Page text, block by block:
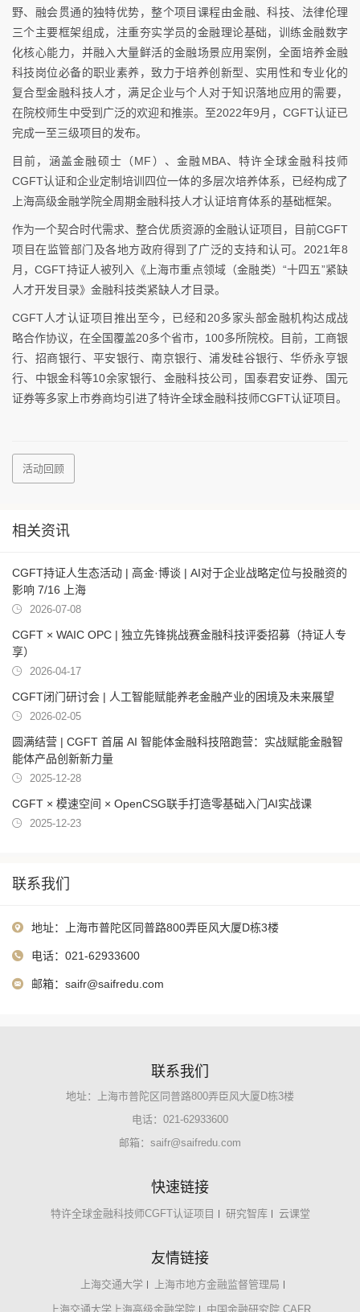
野、融会贯通的独特优势，整个项目课程由金融、科技、法律伦理
三个主要框架组成，注重夯实学员的金融理论基础，训练金融数字
化核心能力，并融入大量鲜活的金融场景应用案例，全面培养金融
科技岗位必备的职业素养，致力于培养创新型、实用性和专业化的
复合型金融科技人才，满足企业与个人对于知识落地应用的需要，
在院校师生中受到广泛的欢迎和推崇。至2022年9月，CGFT认证已
完成一至三级项目的发布。
目前，涵盖金融硕士（MF）、金融MBA、特许全球金融科技师
CGFT认证和企业定制培训四位一体的多层次培养体系，已经构成了
上海高级金融学院全周期金融科技人才认证培育体系的基础框架。
作为一个契合时代需求、整合优质资源的金融认证项目，目前CGFT
项目在监管部门及各地方政府得到了广泛的支持和认可。2021年8
月，CGFT持证人被列入《上海市重点领域（金融类）“十四五”紧缺
人才开发目录》金融科技类紧缺人才目录。
CGFT人才认证项目推出至今，已经和20多家头部金融机构达成战
略合作协议，在全国覆盖20多个省市，100多所院校。目前，工商银
行、招商银行、平安银行、南京银行、浦发硅谷银行、华侨永亨银
行、中银金科等10余家银行、金融科技公司，国泰君安证券、国元
证券等多家上市券商均引进了特许全球金融科技师CGFT认证项目。
活动回顾
相关资讯
CGFT持证人生态活动 | 高金·博谈 | AI对于企业战略定位与投融资的
影响 7/16 上海
2026-07-08
CGFT × WAIC OPC | 独立先锋挑战赛金融科技评委招募（持证人专
享）
2026-04-17
CGFT闭门研讨会 | 人工智能赋能养老金融产业的困境及未来展望
2026-02-05
圆满结营 | CGFT 首届 AI 智能体金融科技陪跑营：实战赋能金融智
能体产品创新新力量
2025-12-28
CGFT × 模速空间 × OpenCSG联手打造零基础入门AI实战课
2025-12-23
联系我们
地址：上海市普陀区同普路800弄臣风大厦D栋3楼
电话：021-62933600
邮箱： saifr@saifredu.com
联系我们
地址：上海市普陀区同普路800弄臣风大厦D栋3楼
电话：021-62933600
邮箱： saifr@saifredu.com
快速链接
特许全球金融科技师CGFT认证项目 研究智库 云课堂
友情链接
上海交通大学 上海市地方金融监督管理局
上海交通大学上海高级金融学院 中国金融研究院 CAFR